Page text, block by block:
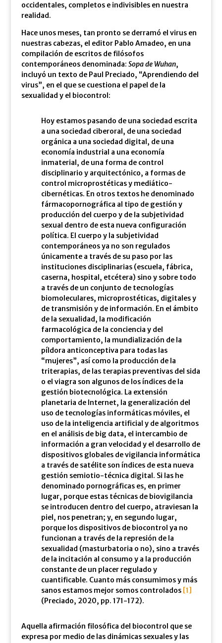
occidentales, completos e indivisibles en nuestra
realidad.
Hace unos meses, tan pronto se derramó el virus en
nuestras cabezas, el editor Pablo Amadeo, en una
compilación de escritos de filósofos
contemporáneos denominada: Sopa de Wuhan,
incluyó un texto de Paul Preciado, “Aprendiendo del
virus”, en el que se cuestiona el papel de la
sexualidad y el biocontrol:
Hoy estamos pasando de una sociedad escrita
a una sociedad ciberoral, de una sociedad
orgánica a una sociedad digital, de una
economía industrial a una economía
inmaterial, de una forma de control
disciplinario y arquitectónico, a formas de
control microprostéticas y mediático-
cibernéticas. En otros textos he denominado
fármacopornográfica al tipo de gestión y
producción del cuerpo y de la subjetividad
sexual dentro de esta nueva configuración
política. El cuerpo y la subjetividad
contemporáneos ya no son regulados
únicamente a través de su paso por las
instituciones disciplinarias (escuela, fábrica,
caserna, hospital, etcétera) sino y sobre todo
a través de un conjunto de tecnologías
biomoleculares, microprostéticas, digitales y
de transmisión y de información. En el ámbito
de la sexualidad, la modificación
farmacológica de la conciencia y del
comportamiento, la mundialización de la
píldora anticonceptiva para todas las
“mujeres”, así como la producción de la
triterapias, de las terapias preventivas del sida
o el viagra son algunos de los índices de la
gestión biotecnológica. La extensión
planetaria de Internet, la generalización del
uso de tecnologías informáticas móviles, el
uso de la inteligencia artificial y de algoritmos
en el análisis de big data, el intercambio de
información a gran velocidad y el desarrollo de
dispositivos globales de vigilancia informática
a través de satélite son índices de esta nueva
gestión semiotio-técnica digital. Si las he
denominado pornográficas es, en primer
lugar, porque estas técnicas de biovigilancia
se introducen dentro del cuerpo, atraviesan la
piel, nos penetran; y, en segundo lugar,
porque los dispositivos de biocontrol ya no
funcionan a través de la represión de la
sexualidad (masturbatoria o no), sino a través
de la incitación al consumo y a la producción
constante de un placer regulado y
cuantificable. Cuanto más consumimos y más
sanos estamos mejor somos controlados [1]
(Preciado, 2020, pp. 171-172).
Aquella afirmación filosófica del biocontrol que se
expresa por medio de las dinámicas sexuales y las